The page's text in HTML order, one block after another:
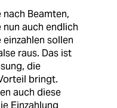
nach Beamten,
nun auch endlich
einzahlen sollen
raus. Das ist
die
bringt.
auch diese